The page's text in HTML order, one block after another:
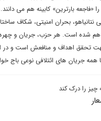
را «فاجعه بارترین» کابینه هم می
نتانیاهو، بحران امنیتی، شکاف
شده است. هر حزب، جریان و چهره
تحقق اهداف و منافعش است و در
همه جریان های ائتلافی نوعی
را درک کند